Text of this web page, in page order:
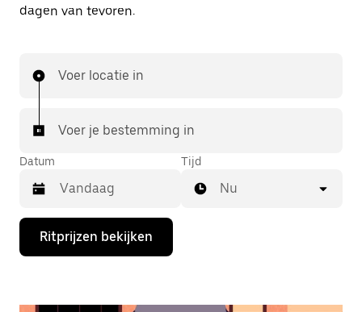
dagen van tevoren.
Voer locatie in
Voer je bestemming in
Datum
Druk
de
Tijd
Nu
Ritprijzen bekijken